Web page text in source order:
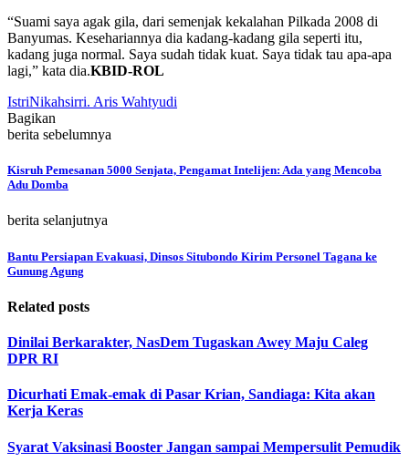
“Suami saya agak gila, dari semenjak kekalahan Pilkada 2008 di
Banyumas. Kesehariannya dia kadang-kadang gila seperti itu,
kadang juga normal. Saya sudah tidak kuat. Saya tidak tau apa-apa
lagi,” kata dia.KBID-ROL
IstriNikahsirri. Aris Wahtyudi
Bagikan
berita sebelumnya
Kisruh Pemesanan 5000 Senjata, Pengamat Intelijen: Ada yang Mencoba
Adu Domba
berita selanjutnya
Bantu Persiapan Evakuasi, Dinsos Situbondo Kirim Personel Tagana ke
Gunung Agung
Related posts
Dinilai Berkarakter, NasDem Tugaskan Awey Maju Caleg
DPR RI
Dicurhati Emak-emak di Pasar Krian, Sandiaga: Kita akan
Kerja Keras
Syarat Vaksinasi Booster Jangan sampai Mempersulit Pemudik